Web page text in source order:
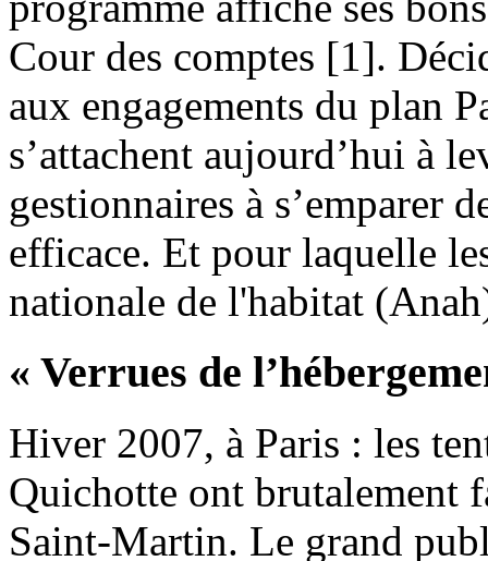
Cour des comptes [1].
aux engagements du plan
s’attachent aujourd’hui à
gestionnaires à s’emparer
efficace. Et pour laquelle
nationale de l'habitat
« Verrues de
Hiver 2007, à Paris : les
Quichotte ont brutalement
Saint-Martin. Le grand